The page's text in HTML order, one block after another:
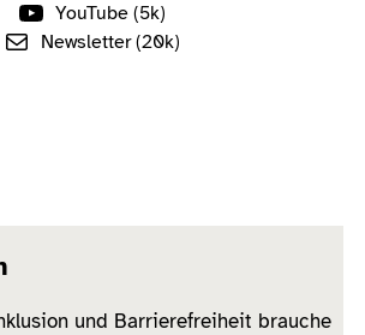
YouTube (5k)
Newsletter (20k)
und Barrierefreiheit brauche